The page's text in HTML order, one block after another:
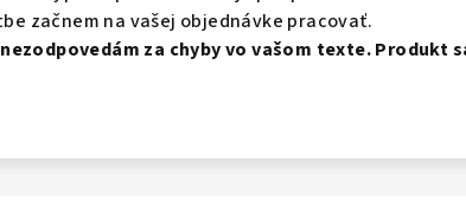
začnem na vašej objednávke pracovať.
nezodpovedám za chyby vo vašom texte. Produkt